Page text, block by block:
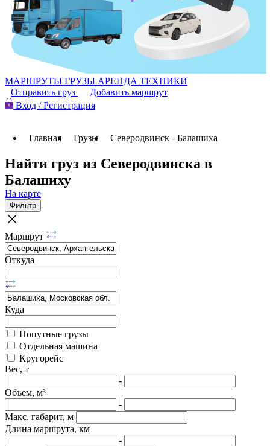
МАРШРУТЫ ГРУЗЫ АРЕНДА ТЕХНИКИ
Отправить груз
Добавить маршрут
Вход / Регистрация
Главная Грузы Северодвинск - Балашиха
Найти груз из Северодвинска в
Балашиху
На карте
Фильтр
Маршрут
Откуда
Куда
Попутные грузы
Отдельная машина
Кругорейс
Вес, т
-
Объем, м³
-
Макс. габарит, м
Длина маршрута, км
-